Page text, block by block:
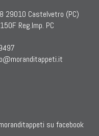
29010 Castelvetro (PC)
Reg.Imp. PC